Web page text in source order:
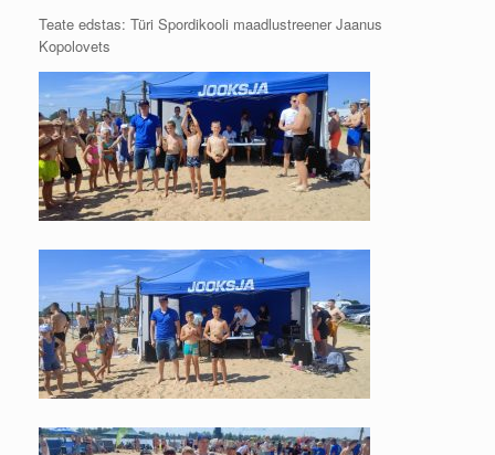
Teate edstas: Türi Spordikooli maadlustreener Jaanus
Kopolovets